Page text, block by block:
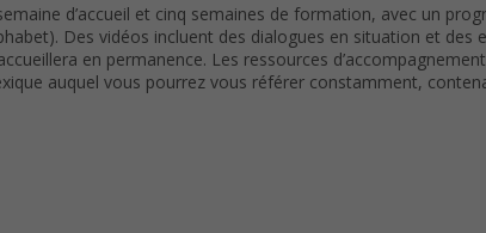
d’accueil et cinq semaines de formation, avec un
Des vidéos incluent des dialogues en situation et
en permanence. Les ressources
auquel vous pourrez vous référer constamment,